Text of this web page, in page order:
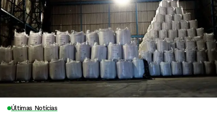
Últimas Notícias